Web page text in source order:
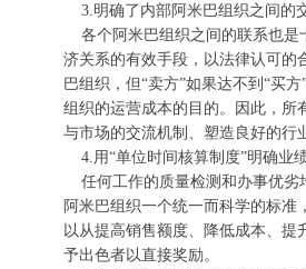
3.明确了内部阿米巴组织之间的
各个阿米巴组织之间的联系也是
济关系的有效手段，以法律认可的
巴组织，但“卖方”如果达不到“买
组织的运营成本的目的。因此，所
与市场的交流机制、塑造良好的行
4.用“单位时间核算制度”明确业
任何工作的质量检测和办事优劣
阿米巴组织一个统一而科学的标
以从提高销售额度、降低成本、提
予出色者以直接奖励。